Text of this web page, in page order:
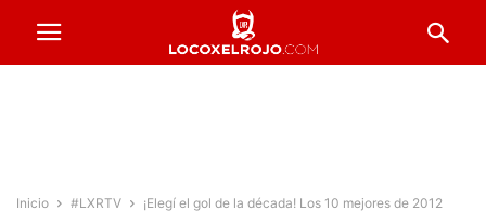
Inicio #LXRTV ¡Elegí el gol de la década! Los 10 mejores de 2012